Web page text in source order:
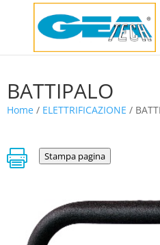
BATTIPALO
Home / ELETTRIFICAZIONE /
 Stampa pagina